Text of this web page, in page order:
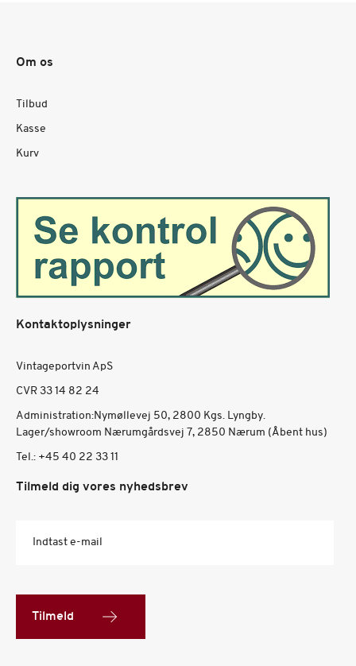
Om os
Tilbud
Kasse
Kurv
Kontaktoplysninger
Vintageportvin ApS
CVR 33 14 82 24
Administration:Nymøllevej 50, 2800 Kgs. Lyngby.
Lager/showroom Nærumgårdsvej 7, 2850 Nærum (Åbent hus)
Tel.: +45 40 22 33 11
Tilmeld dig vores nyhedsbrev
Indtast e-mail
Tilmeld